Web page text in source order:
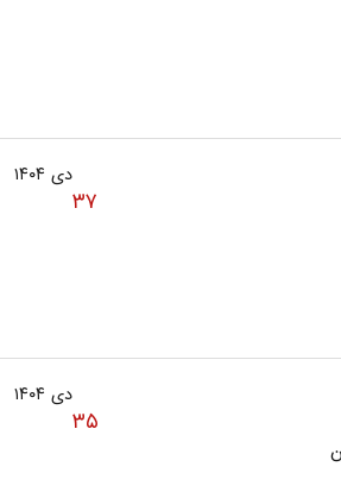
دی ۱۴۰۴
۳۷
دی ۱۴۰۴
۳۵